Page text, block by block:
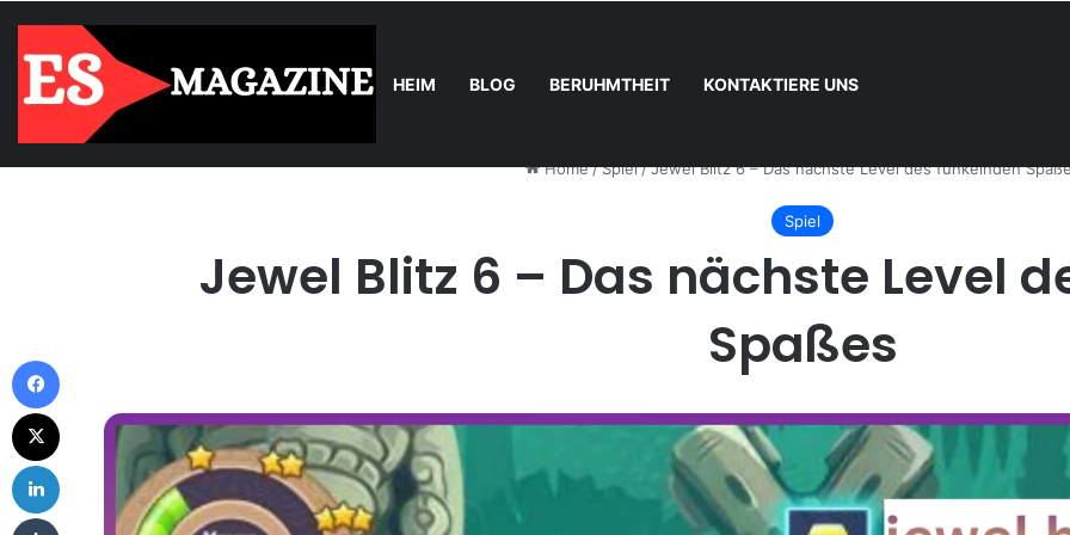
HEIM BLOG BERUHMTHEIT KONTAKTIERE UNS
Wednesday, August 5 2026 Trend Balkonkraftwerk-Upgrade: Wann und wie registrieren
Home/Spiel/Jewel Blitz 6 – Das nächste Level des funkelnden
Spiel
Jewel Blitz 6 – Das nächste Level
Spaßes